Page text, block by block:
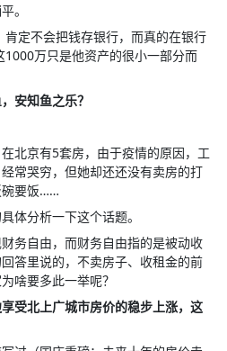
。
定不会把钱存银行，而真的在银行
万只是他资产的很小一部分而
安知鱼之乐？
北京有5套房，由于疫情的原因，工
常哭穷，但她却还还没有卖房的打
碗要饭……
体分析一下这个话题。
务自由，而财务自由指的是被动收
答里说的，不卖房子、收租金的前
啥要多此一举呢？
受北上广城市房价的稳步上涨，这